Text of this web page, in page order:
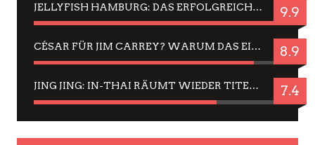
JELLYFISH HAMBURG: DAS ERFOLGREICHE SOMMER-MENÜ 2025 IN GEFÜHLEN UND BILDERN 9.9
CÉSAR FÜR JIM CARREY? WARUM DAS EINER DER NERVIGSTEN ACTORS IST UND BLEIBT 8.9
JING JING: IN-THAI RÄUMT WIEDER TITEL AB – EIN ZWEI-STUNDEN-ERLEBNISBERICHT 7.4